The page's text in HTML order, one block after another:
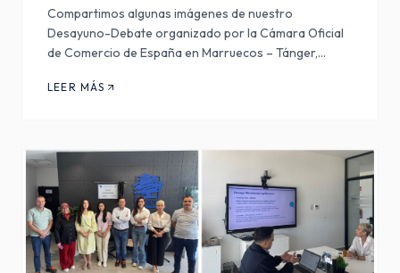
Compartimos algunas imágenes de nuestro
Desayuno-Debate organizado por la Cámara Oficial
de Comercio de España en Marruecos – Tánger,
Formación en Oficios de las Energías Renovables y de
LEER MÁS